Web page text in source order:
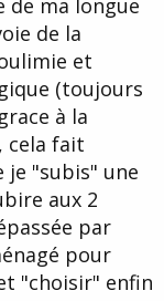
de ma longue
de la
et
(toujours
à la
cela fait
je "subis" une
aux 2
par
pour
"choisir" enfin